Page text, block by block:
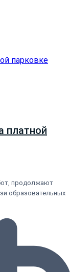
платной
продолжают
образовательных